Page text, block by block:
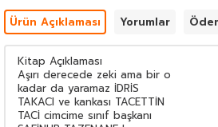
Ürün Açıklaması Yorumlar
Kitap Açıklaması
Aşırı derecede zeki ama bir o
kadar da yaramaz İDRİS
TAKACI ve kankası TACETTİN
TACİ cimcime sınıf başkanı